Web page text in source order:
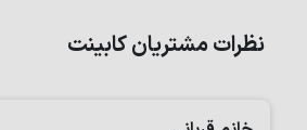
نظرات مشتریان کابینت